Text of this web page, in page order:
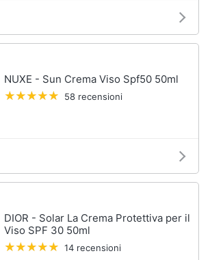
NUXE - Sun Crema Viso Spf50 50ml
58 recensioni
DIOR - Solar La Crema Protettiva per il
Viso SPF 30 50ml
14 recensioni